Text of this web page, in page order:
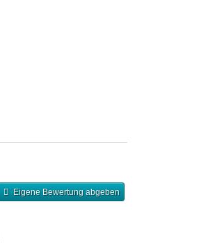
Eigene Bewertung abgeben